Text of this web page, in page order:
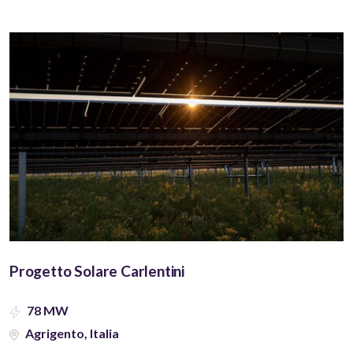
Progetto Solare Carlentini
78 MW
Agrigento, Italia